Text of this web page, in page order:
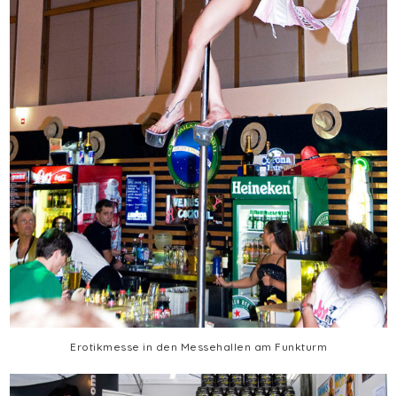
Erotikmesse in den Messehallen am Funkturm